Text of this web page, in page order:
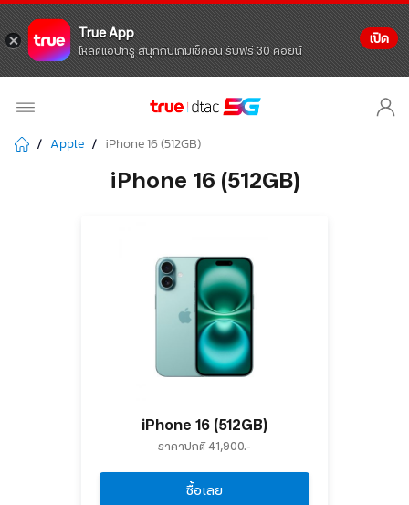
True App
โหลดแอปทรู สนุกกับเกมเช็คอิน รับฟรี 30 คอยน์
เปิด
Apple iPhone 16 (512GB)
iPhone 16 (512GB)
iPhone 16 (512GB)
ราคาปกติ41,900.-
ซื้อเลย